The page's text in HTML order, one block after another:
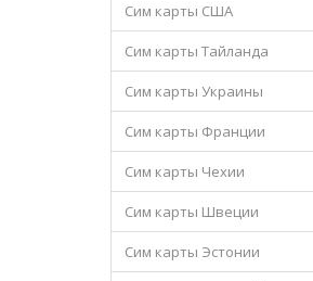
Сим карты США
Сим карты Тайланда
Сим карты Украины
Сим карты Франции
Сим карты Чехии
Сим карты Швеции
Сим карты Эстонии